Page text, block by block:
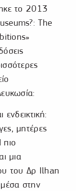
το 2013
The
μητέρες
μια
του Δρ Ilhan
στην